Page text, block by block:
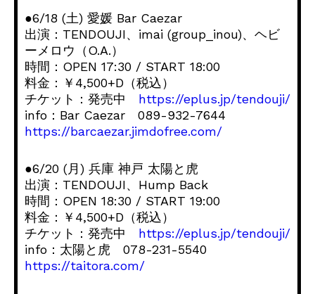
●6/18 (土) 愛媛 Bar Caezar
出演：TENDOUJI、imai (group_inou)、ヘビ
ーメロウ（O.A.）
時間：OPEN 17:30 / START 18:00
料金：￥4,500+D（税込）
チケット：発売中 https://eplus.jp/tendouji/
info：Bar Caezar 089-932-7644
https://barcaezar.jimdofree.com/
●6/20 (月) 兵庫 神戸 太陽と虎
出演：TENDOUJI、Hump Back
時間：OPEN 18:30 / START 19:00
料金：￥4,500+D（税込）
チケット：発売中 https://eplus.jp/tendouji/
info：太陽と虎 078-231-5540
https://taitora.com/